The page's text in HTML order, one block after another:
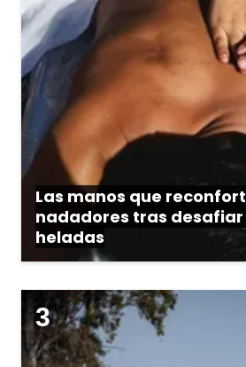
Las manos que
nadadores tras desafiar
heladas